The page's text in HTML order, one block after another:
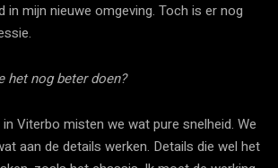
in mijn nieuwe omgeving. Toch is er nog
het nog beter doen?
Viterbo misten we wat pure snelheid. We
aan de details werken. Details die wel het